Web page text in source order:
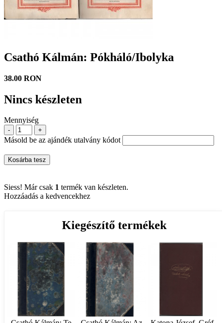
Csathó Kálmán: Pókháló/Ibolyka
38.00 RON
Nincs készleten
Mennyiség
- +
Másold be az ajándék utalvány kódot
Kosárba tesz
Siess! Már csak 1 termék van készleten.
Hozzáadás a kedvencekhez
Kiegészítő termékek